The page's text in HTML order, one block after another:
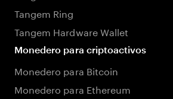
Tangem Ring
Tangem Hardware Wallet
Monedero para criptoactivos
Monedero para Bitcoin
Monedero para Ethereum